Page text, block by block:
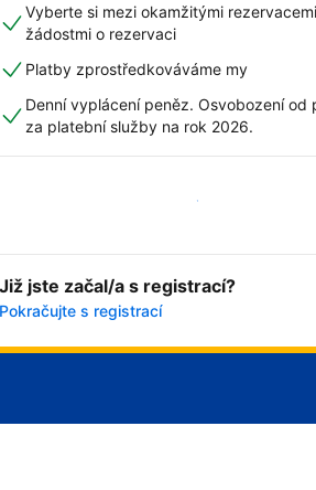
Vyberte si mezi okamžitými
žádostmi o rezervaci
Platby zprostředkováváme my
Denní vyplácení peněz. Osvobození od
za platební služby na rok 2026.
Začít hned
Již jste začal/a s registrací?
Pokračujte s registrací